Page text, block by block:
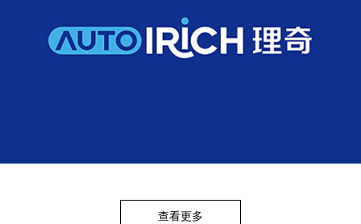
查看更多